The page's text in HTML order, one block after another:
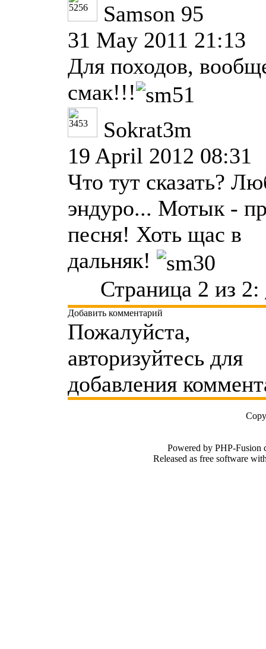
Samson 95
31 May 2011 21:13
Для походов,
смак!!!
Sokrat3m
19 April 2012 08:31
Что тут сказать?
эндуро... Мотык -
песня! Хоть щас в
дальняк!
Страница 2 из 2:
Добавить комментарий
Пожалуйста,
авторизуйтесь для
добавления
Powered by PHP-
Released as free software